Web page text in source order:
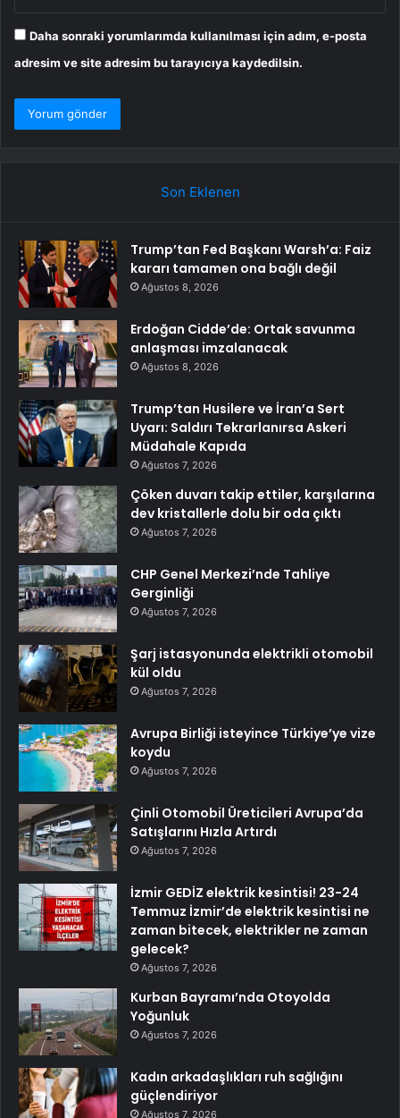
Daha sonraki yorumlarımda kullanılması için adım, e-posta
adresim ve site adresim bu tarayıcıya kaydedilsin.
Son Eklenen
Trump’tan Fed Başkanı Warsh’a: Faiz
kararı tamamen ona bağlı değil
Ağustos 8, 2026
Erdoğan Cidde’de: Ortak savunma
anlaşması imzalanacak
Ağustos 8, 2026
Trump’tan Husilere ve İran’a Sert
Uyarı: Saldırı Tekrarlanırsa Askeri
Müdahale Kapıda
Ağustos 7, 2026
Çöken duvarı takip ettiler, karşılarına
dev kristallerle dolu bir oda çıktı
Ağustos 7, 2026
CHP Genel Merkezi’nde Tahliye
Gerginliği
Ağustos 7, 2026
Şarj istasyonunda elektrikli otomobil
kül oldu
Ağustos 7, 2026
Avrupa Birliği isteyince Türkiye’ye vize
koydu
Ağustos 7, 2026
Çinli Otomobil Üreticileri Avrupa’da
Satışlarını Hızla Artırdı
Ağustos 7, 2026
İzmir GEDİZ elektrik kesintisi! 23-24
Temmuz İzmir’de elektrik kesintisi ne
zaman bitecek, elektrikler ne zaman
gelecek?
Ağustos 7, 2026
Kurban Bayramı’nda Otoyolda
Yoğunluk
Ağustos 7, 2026
Kadın arkadaşlıkları ruh sağlığını
güçlendiriyor
Ağustos 7, 2026